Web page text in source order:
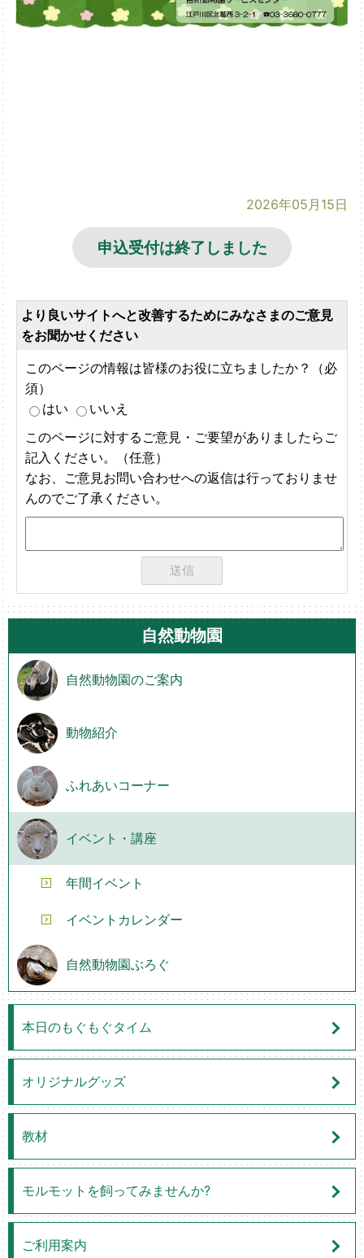
2026年05月15日
申込受付は終了しました
より良いサイトへと改善するためにみなさまのご意見
をお聞かせください
このページの情報は皆様のお役に立ちましたか？（必
須）
はい
いいえ
このページに対するご意見・ご要望がありましたらご
記入ください。（任意）
なお、ご意見お問い合わせへの返信は行っておりませ
んのでご了承ください。
自然動物園
自然動物園のご案内
動物紹介
ふれあいコーナー
イベント・講座
年間イベント
イベントカレンダー
自然動物園ぶろぐ
本日のもぐもぐタイム
オリジナルグッズ
教材
モルモットを飼ってみませんか?
ご利用案内